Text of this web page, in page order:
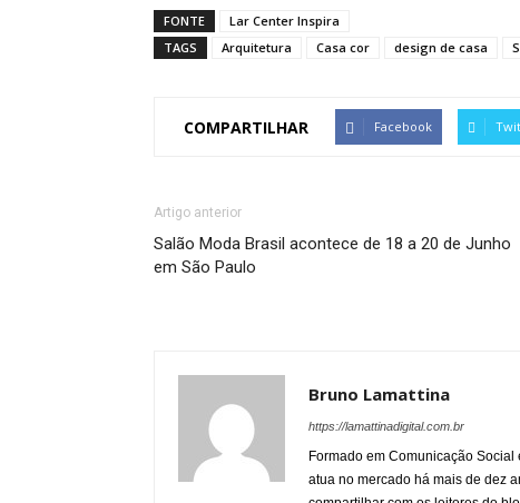
FONTE
Lar Center Inspira
TAGS
Arquitetura Casa cor design de casa
COMPARTILHAR Facebook
Artigo anterior
Salão Moda Brasil acontece de 18 a 20 de Junho
em São Paulo
Bruno Lamattina
https://lamattinadigital.com.br
Formado em Comunicação
atua no mercado há mais de dez